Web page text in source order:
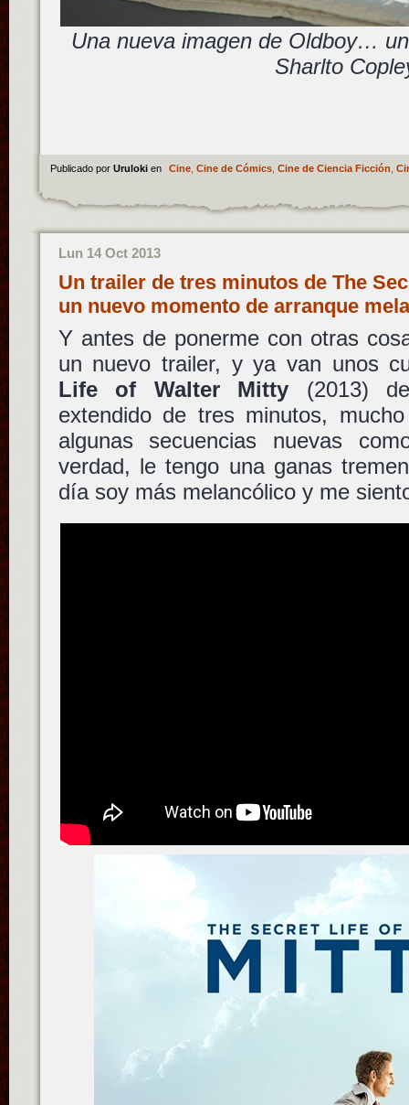
Una nueva imagen de Oldboy…
Sharlto
Publicado por Uruloki en Cine, Cine de Cómics, Cine de Ciencia Ficción
Lun 14 Oct 2013
Un trailer de tres minutos de The
un nuevo momento de arranque
Y antes de ponerme con otras
un nuevo trailer, y ya van unos
Life of Walter Mitty (2013)
extendido de tres minutos,
algunas secuencias nuevas
verdad, le tengo una ganas
día soy más melancólico y me